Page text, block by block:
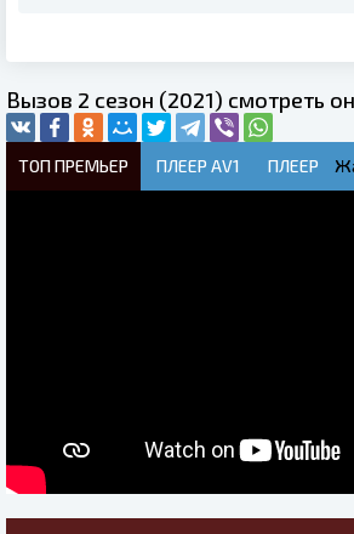
Вызов 2 сезон (2021) смотреть
ТОП ПРЕМЬЕР ПЛЕЕР AV1 ПЛЕЕР